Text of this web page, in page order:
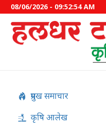
08/06/2026 - 09:52:55 AM
प्रमुख समाचार
कृषि आलेख